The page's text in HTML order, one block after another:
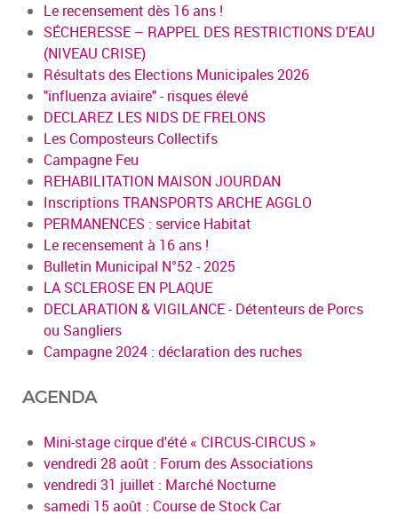
Le recensement dès 16 ans !
SÉCHERESSE – RAPPEL DES RESTRICTIONS D'EAU
(NIVEAU CRISE)
Résultats des Elections Municipales 2026
"influenza aviaire" - risques élevé
DECLAREZ LES NIDS DE FRELONS
Les Composteurs Collectifs
Campagne Feu
REHABILITATION MAISON JOURDAN
Inscriptions TRANSPORTS ARCHE AGGLO
PERMANENCES : service Habitat
Le recensement à 16 ans !
Bulletin Municipal N°52 - 2025
LA SCLEROSE EN PLAQUE
DECLARATION & VIGILANCE - Détenteurs de Porcs
ou Sangliers
Campagne 2024 : déclaration des ruches
AGENDA
Mini-stage cirque d'été « CIRCUS-CIRCUS »
vendredi 28 août : Forum des Associations
vendredi 31 juillet : Marché Nocturne
samedi 15 août : Course de Stock Car